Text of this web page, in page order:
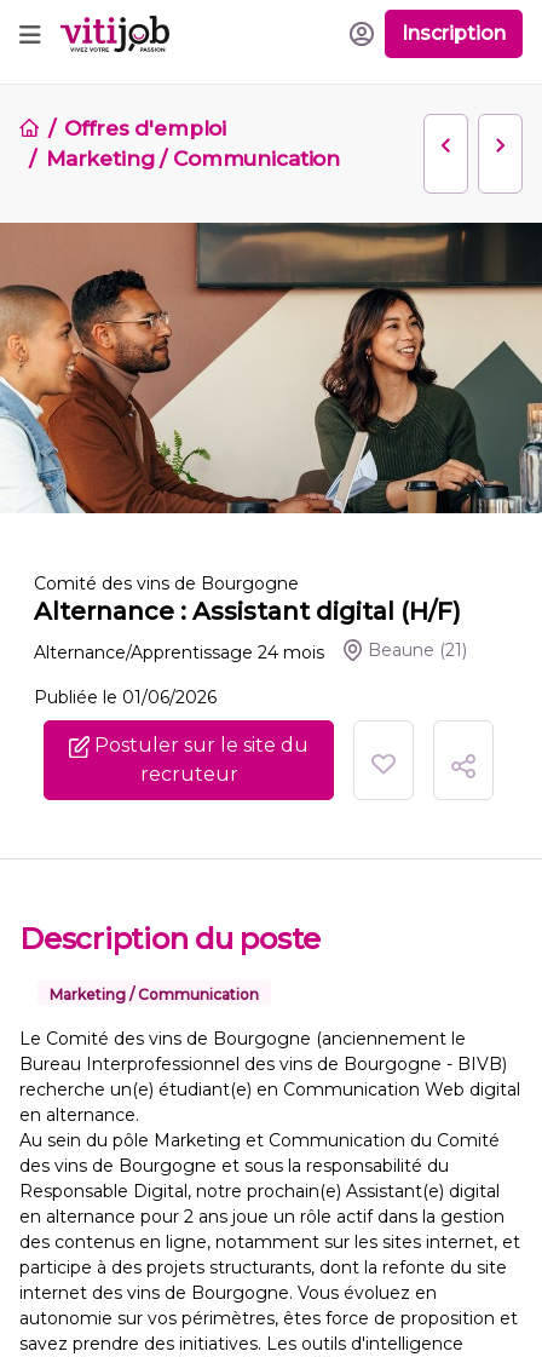
Inscription
Offres d'emploi
Marketing / Communication
Comité des vins de Bourgogne
Alternance : Assistant digital (H/F)
Alternance/Apprentissage 24 mois Beaune (21)
Publiée le 01/06/2026
Postuler sur le site du
recruteur
Description du poste
Marketing / Communication
Le Comité des vins de Bourgogne (anciennement le
Bureau Interprofessionnel des vins de Bourgogne - BIVB)
recherche un(e) étudiant(e) en Communication Web digital
en alternance.
Au sein du pôle Marketing et Communication du Comité
des vins de Bourgogne et sous la responsabilité du
Responsable Digital, notre prochain(e) Assistant(e) digital
en alternance pour 2 ans joue un rôle actif dans la gestion
des contenus en ligne, notamment sur les sites internet, et
participe à des projets structurants, dont la refonte du site
internet des vins de Bourgogne. Vous évoluez en
autonomie sur vos périmètres, êtes force de proposition et
savez prendre des initiatives. Les outils d'intelligence